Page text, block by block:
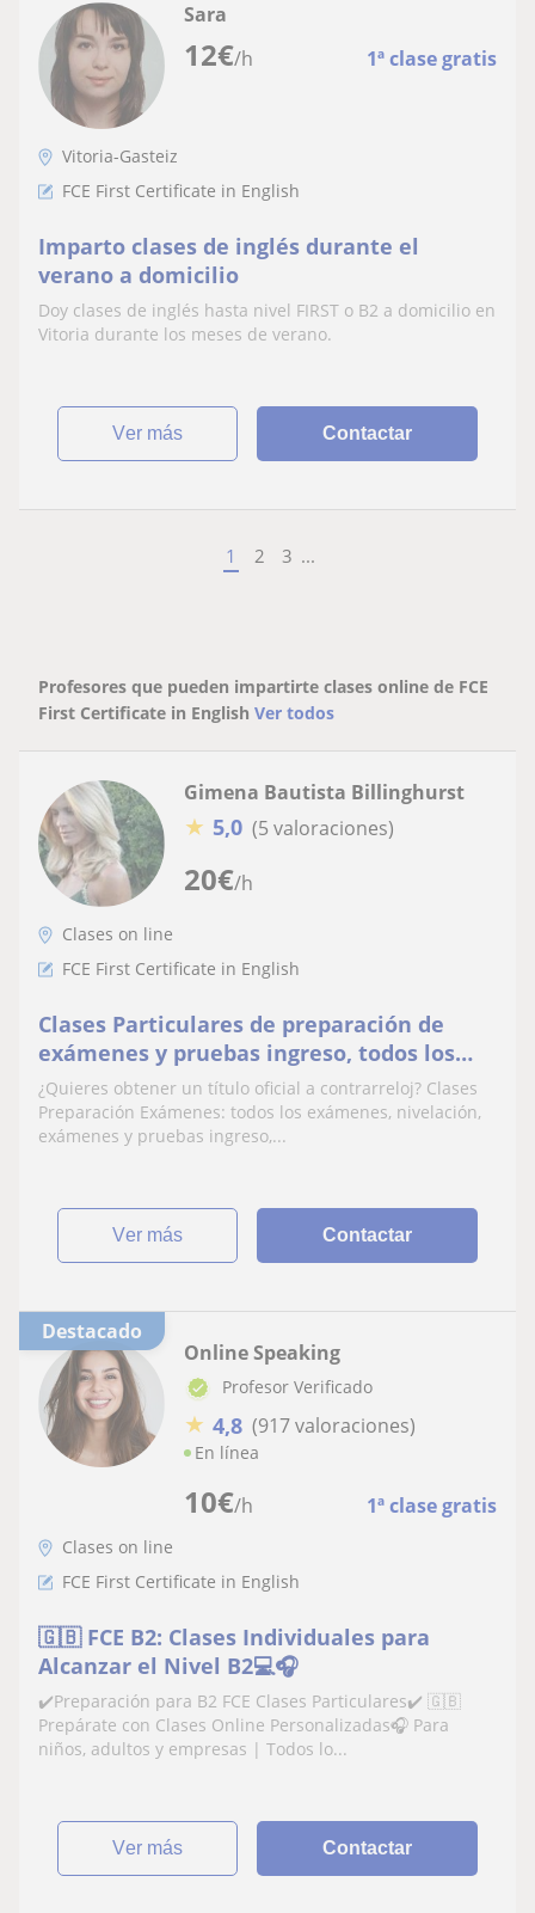
12€/h 1ª clase gratis
Sara
Vitoria-Gasteiz
FCE First Certificate in English
Imparto clases de inglés durante el
verano a domicilio
Doy clases de inglés hasta nivel FIRST o B2 a domicilio en
Vitoria durante los meses de verano.
ver más Contactar
1 2 3 ...
Profesores que pueden impartirte clases online de FCE
First Certificate in English Ver todos
20€/h
Gimena Bautista Billinghurst
★ 5,0 (5 valoraciones)
Clases on line
FCE First Certificate in English
Clases Particulares de preparación de
exámenes y pruebas ingreso, todos los
niveles.
¿Quieres obtener un título oficial a contrarreloj? Clases
Preparación Exámenes: todos los exámenes, nivelación,
exámenes y pruebas ingreso,...
ver más Contactar
Destacado
10€/h 1ª clase gratis
Online Speaking
Profesor Verificado
★ 4,8 (917 valoraciones)
En línea
Clases on line
FCE First Certificate in English
🇬🇧 FCE B2: Clases Individuales para
Alcanzar el Nivel B2💻🎧
✔️Preparación para B2 FCE Clases Particulares✔️ 🇬🇧
Prepárate con Clases Online Personalizadas🎧 Para
niños, adultos y empresas | Todos lo...
ver más Contactar